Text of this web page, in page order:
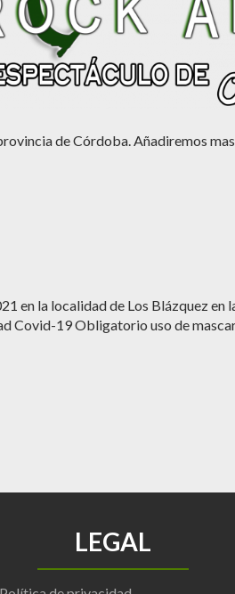
de Córdoba. Añadiremos
en la localidad de Los Blázquez
Covid-19 Obligatorio uso de
LEGAL